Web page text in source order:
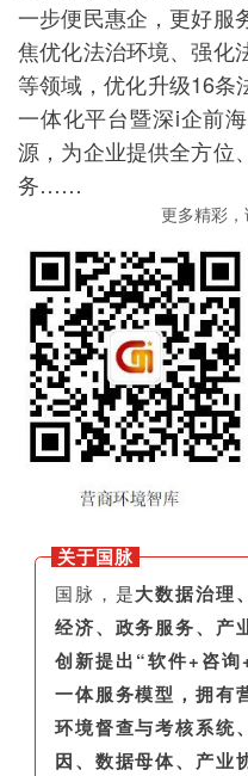
一步便民惠企，更好服
焦优化法治环境、强化
等领域，优化升级16条
一体化平台暨深i企前
源，为企业提供全方位
务……
更多精彩，
关于国脉
国脉，是大数据治理
经济、政务服务、产
创新提出“软件+咨
一体服务模型，拥有
环境督查与考核系统
因、数据母体、产业